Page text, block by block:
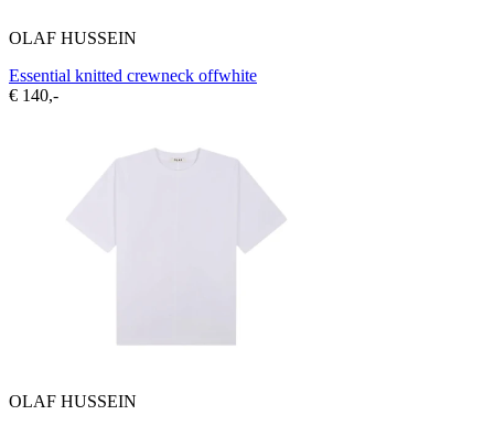
OLAF HUSSEIN
Essential knitted crewneck offwhite
€ 140,-
OLAF HUSSEIN